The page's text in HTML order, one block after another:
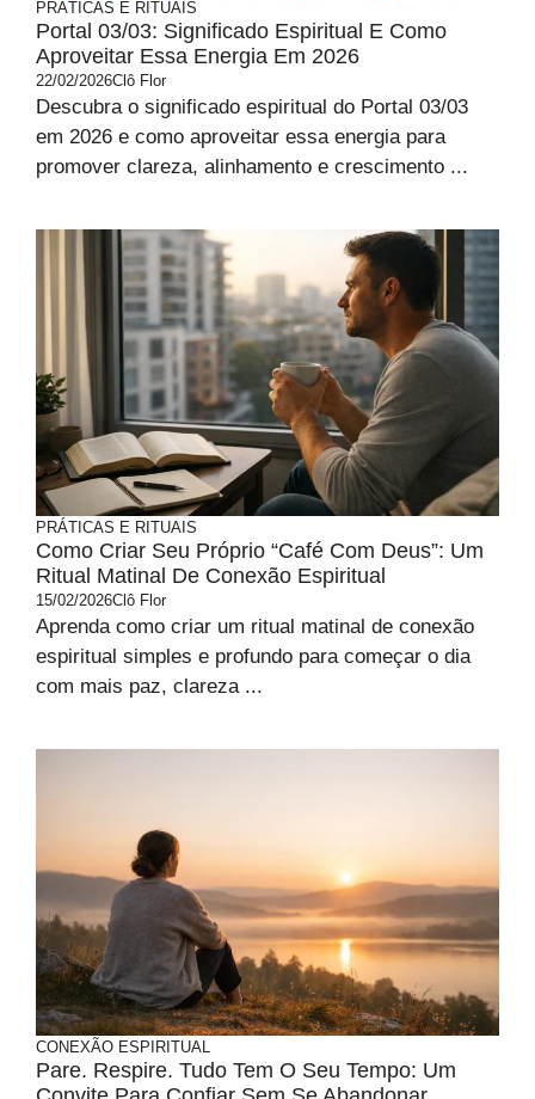
PRÁTICAS E RITUAIS
Portal 03/03: Significado Espiritual E Como
Aproveitar Essa Energia Em 2026
22/02/2026Clô Flor
Descubra o significado espiritual do Portal 03/03
em 2026 e como aproveitar essa energia para
promover clareza, alinhamento e crescimento ...
PRÁTICAS E RITUAIS
Como Criar Seu Próprio “Café Com Deus”: Um
Ritual Matinal De Conexão Espiritual
15/02/2026Clô Flor
Aprenda como criar um ritual matinal de conexão
espiritual simples e profundo para começar o dia
com mais paz, clareza ...
CONEXÃO ESPIRITUAL
Pare. Respire. Tudo Tem O Seu Tempo: Um